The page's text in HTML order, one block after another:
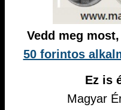
Vedd meg
50 forintos
Ez is
Magyar